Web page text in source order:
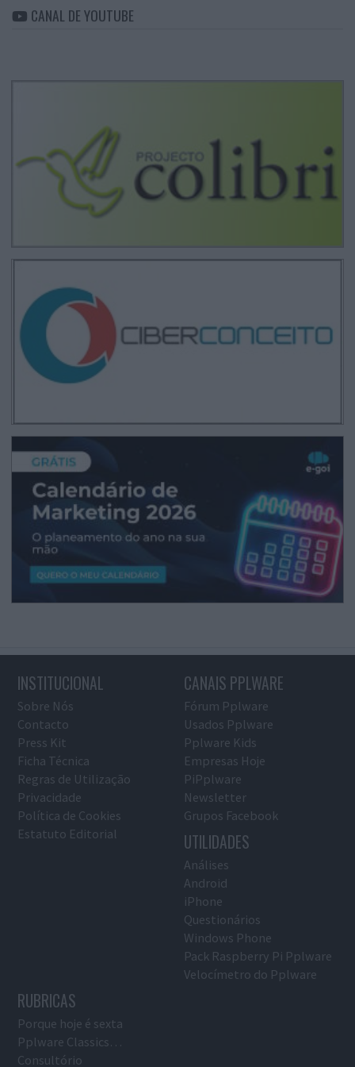
CANAL DE YOUTUBE
INSTITUCIONAL
Sobre Nós
Contacto
Press Kit
Ficha Técnica
Regras de Utilização
Privacidade
Política de Cookies
Estatuto Editorial
CANAIS PPLWARE
Fórum Pplware
Usados Pplware
Pplware Kids
Empresas Hoje
PiPplware
Newsletter
Grupos Facebook
UTILIDADES
Análises
Android
iPhone
Questionários
Windows Phone
Pack Raspberry Pi Pplware
Velocímetro do Pplware
RUBRICAS
Porque hoje é sexta
Pplware Classics…
Consultório